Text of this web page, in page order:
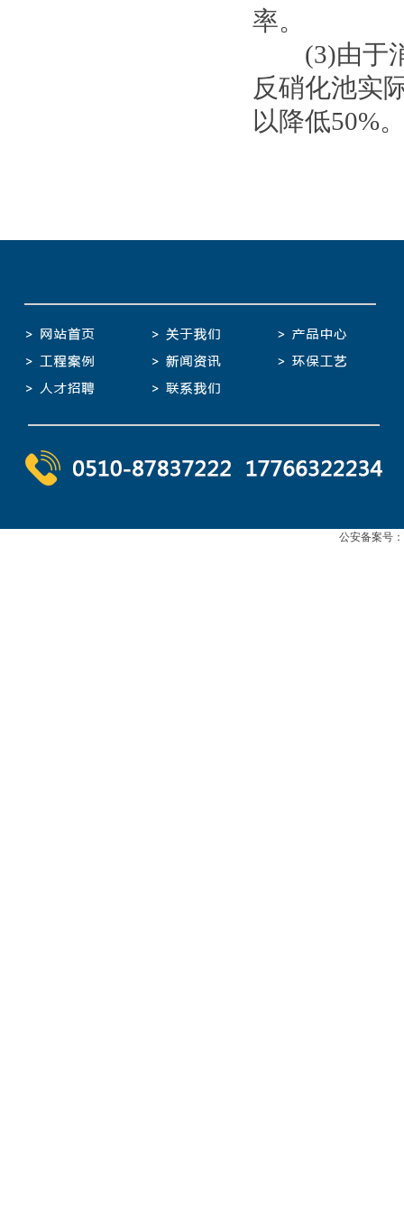
率。
(3)由于消
反硝化池实
以降低50%
公安备案号